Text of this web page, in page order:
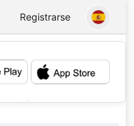
Registrarse